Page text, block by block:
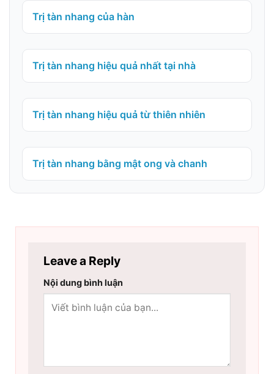
Trị tàn nhang của hàn
Trị tàn nhang hiệu quả nhất tại nhà
Trị tàn nhang hiệu quả từ thiên nhiên
Trị tàn nhang bằng mật ong và chanh
Leave a Reply
Nội dung bình luận